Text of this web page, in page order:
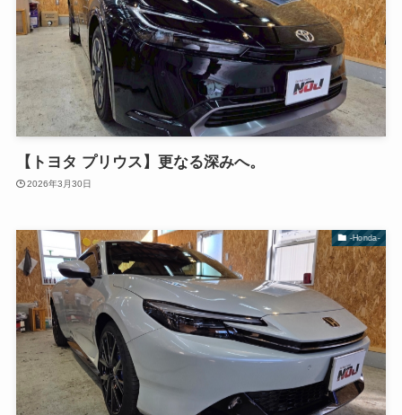
【トヨタ プリウス】更なる深みへ。
2026年3月30日
-Honda-